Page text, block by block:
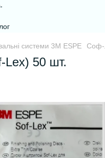
системи 3M ESPE Соф-
Lex) 50 шт.